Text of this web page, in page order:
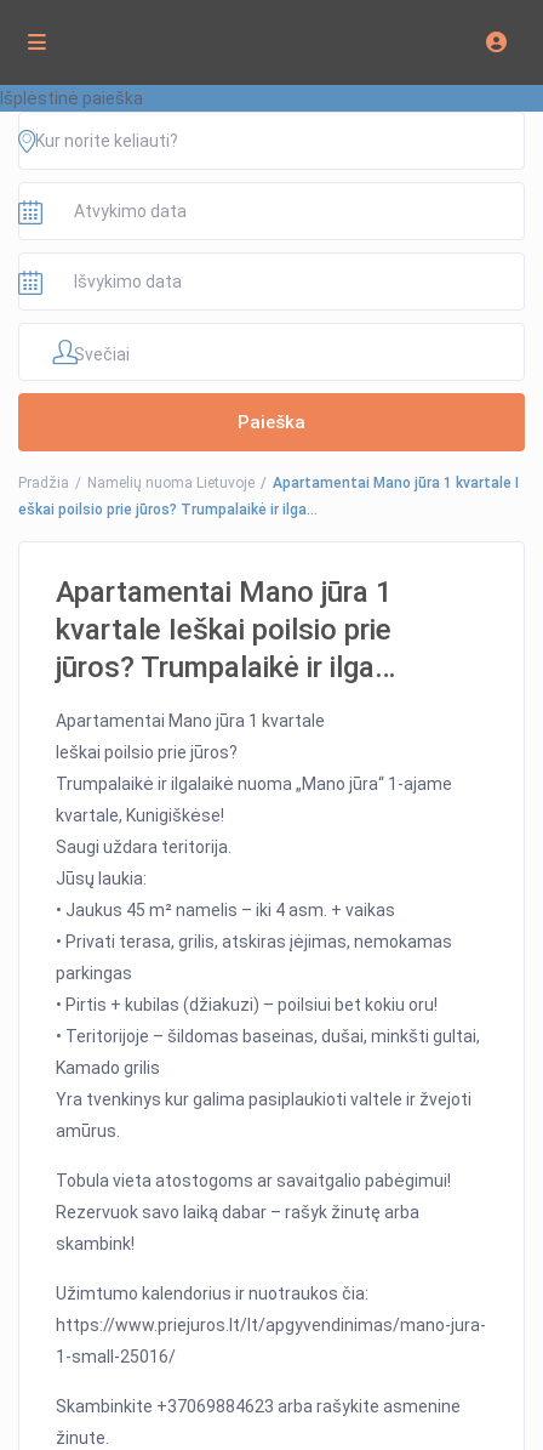
Išplėstinė paieška
Svečiai
Pradžia Namelių nuoma Lietuvoje
Apartamentai Mano jūra 1 kvartale I
eškai poilsio prie jūros? Trumpalaikė ir ilga…
Apartamentai Mano jūra 1
kvartale Ieškai poilsio prie
jūros? Trumpalaikė ir ilga…
Apartamentai Mano jūra 1 kvartale
Ieškai poilsio prie jūros?
Trumpalaikė ir ilgalaikė nuoma „Mano jūra“ 1-ajame
kvartale, Kunigiškėse!
Saugi uždara teritorija.
Jūsų laukia:
• Jaukus 45 m² namelis – iki 4 asm. + vaikas
• Privati terasa, grilis, atskiras įėjimas, nemokamas
parkingas
• Pirtis + kubilas (džiakuzi) – poilsiui bet kokiu oru!
• Teritorijoje – šildomas baseinas, dušai, minkšti gultai,
Kamado grilis
Yra tvenkinys kur galima pasiplaukioti valtele ir žvejoti
amūrus.
Tobula vieta atostogoms ar savaitgalio pabėgimui!
Rezervuok savo laiką dabar – rašyk žinutę arba
skambink!
Užimtumo kalendorius ir nuotraukos čia:
https://www.priejuros.lt/lt/apgyvendinimas/mano-jura-
1-small-25016/
Skambinkite +37069884623 arba rašykite asmenine
žinute.